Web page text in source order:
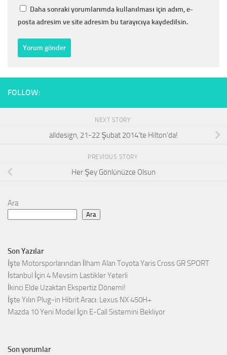
Daha sonraki yorumlarımda kullanılması için adım, e-
posta adresim ve site adresim bu tarayıcıya kaydedilsin.
FOLLOW:
NEXT STORY
alldesign, 21-22 Şubat 2014’te Hilton’da!
PREVIOUS STORY
Her Şey Gönlünüzce Olsun
Ara
Ara
Son Yazılar
İşte Motorsporlarından İlham Alan Toyota Yaris Cross GR SPORT
İstanbul İçin 4 Mevsim Lastikler Yeterli
İkinci Elde Uzaktan Ekspertiz Dönemi!
İşte Yılın Plug-in Hibrit Aracı: Lexus NX 450H+
Mazda 10 Yeni Model İçin E-Call Sistemini Bekliyor
Son yorumlar